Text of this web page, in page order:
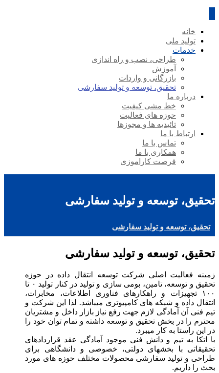
خانه
تولید ملی
خدمات
طراحی، نصب و راه اندازی
آموزش
بازرگانی و واردات
تحقیق، توسعه و تولید سفارشی
درباره ما
خط مشی کیفیت
حوزه های فعالیت
تائیدیه ها و مجوزها
ارتباط با ما
تماس با ما
همکاری با ما
فرصت کاراموزی
تحقیق، توسعه و تولید سفارشی
تحقیق، توسعه و تولید سفارشی
تحقیق، توسعه و تولید سفارشی
زمینه فعالیت اصلی شرکت توسعه انتقال داده در حوزه
تحقیق و توسعه، تامین، بومی سازی و تولید در کنار تولید ۰ تا
۱۰۰ تجهیزات و راهکارهای فناوری اطلاعات، مخابرات،
انتقال داده و شبکه های کامپیوتری میباشد. لذا این شرکت و
تیم فنی آن آمادگی لازم جهت رفع نیاز بازار داخل و مشتریان
محترم را در بخش تحقیق و توسعه داشته و تمام توان خود را
در این راستا به کار میبرد.
با اتکا به تیم و دانش فنی موجود آمادگی عقد قراردادهای
تحقیقاتی با بخشهای دولتی، خصوصی و دانشگاهی برای
طراحی و تولید سفارشی محصولات مختلف حوزه های مورد
بحث را داریم.